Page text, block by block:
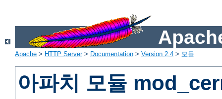
Apache > HTTP Server> Documentation > Version 2.4 > 모듈
아파치 모듈